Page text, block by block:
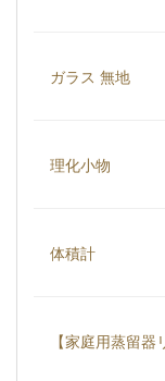
ガラス 無地
理化小物
体積計
【家庭用蒸留器